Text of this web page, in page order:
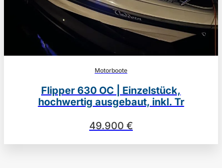
Motorboote
Flipper 630 OC | Einzelstück,
hochwertig ausgebaut, inkl. Tr
49.900 €